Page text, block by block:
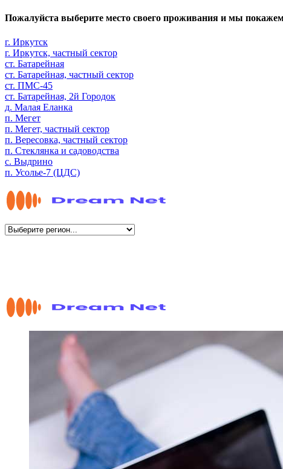
Пожалуйста выберите место своего проживания и мы
г. Иркутск
г. Иркутск, частный сектор
ст. Батарейная
ст. Батарейная, частный сектор
ст. ПМС-45
ст. Батарейная, 2й Городок
д. Малая Еланка
п. Мегет
п. Мегет, частный сектор
п. Вересовка, частный сектор
п. Стеклянка и садоводства
с. Выдрино
п. Усолье-7 (ЦДС)